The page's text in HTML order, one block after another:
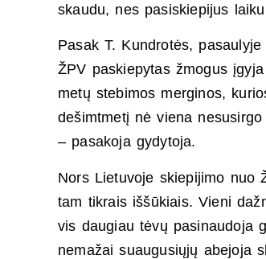
skaudu, nes pasiskiepijus
Pasak T. Kundrotės,
ŽPV paskiepytas žmogus
metų stebimos merginos,
dešimtmetį nė viena
– pasakoja gydytoja.
Nors Lietuvoje skiepijimo nuo
tam tikrais iššūkiais. Vieni
vis daugiau tėvų pasinaudoja
nemažai suaugusiųjų abejoja